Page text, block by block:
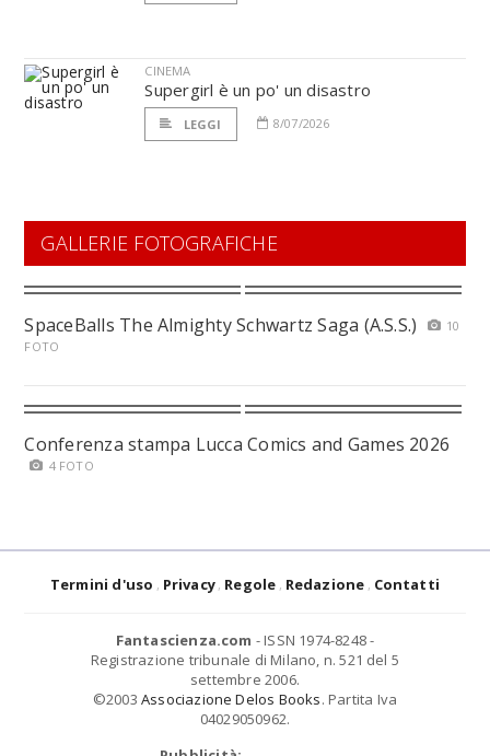
CINEMA
Supergirl è un po' un disastro
LEGGI 8/07/2026
GALLERIE FOTOGRAFICHE
SpaceBalls The Almighty Schwartz Saga (A.S.S.)
10
FOTO
Conferenza stampa Lucca Comics and Games 2026
4 FOTO
Termini d'uso Privacy Regole Redazione Contatti
Fantascienza.com - ISSN 1974-8248 -
Registrazione tribunale di Milano, n. 521 del 5
settembre 2006.
©2003 Associazione Delos Books. Partita Iva
04029050962.